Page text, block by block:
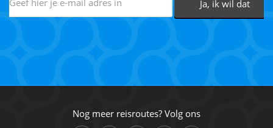
Nog meer reisroutes? Volg ons